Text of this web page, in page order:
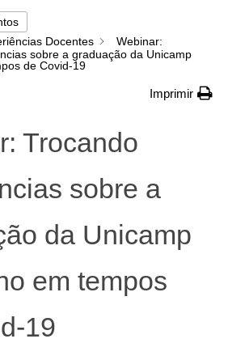
Docentes
Webinar:
sobre a graduação da Unicamp
de Covid-19
Imprimir
Trocando
sobre a
da Unicamp
em tempos
19